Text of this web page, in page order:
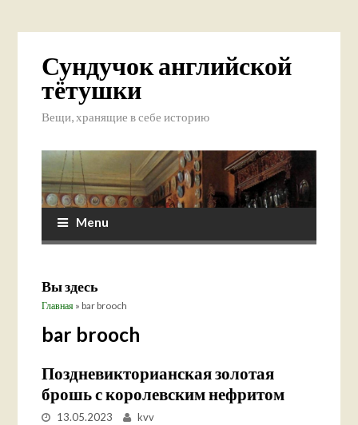
Сундучок английской
тётушки
Вещи, хранящие в себе историю
Menu
Вы здесь
Главная » bar brooch
bar brooch
Поздневикторианская золотая
брошь с королевским нефритом
13.05.2023 kvv